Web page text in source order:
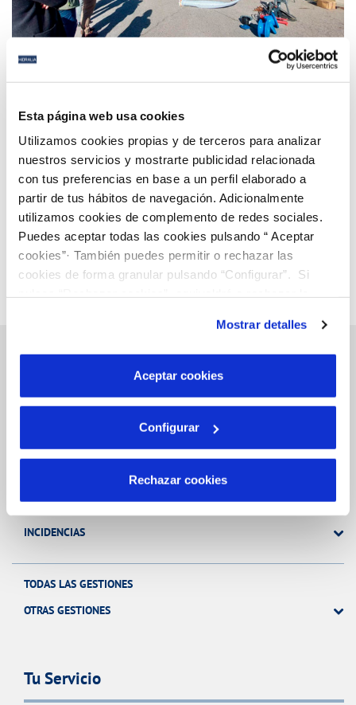
Esta página web usa cookies
Utilizamos cookies propias y de terceros para analizar
nuestros servicios y mostrarte publicidad relacionada
con tus preferencias en base a un perfil elaborado a
partir de tus hábitos de navegación. Adicionalmente
utilizamos cookies de complemento de redes sociales.
Puedes aceptar todas las cookies pulsando “ Aceptar
cookies”· También puedes permitir o rechazar las
cookies de forma granular pulsando “Configurar”. Si
son indispensables para que el sitio web funcione y que
por tanto no se pueden desactivar. Puedes consultar
más información en nuestraPolítica de Cookies
Mostrar detalles
Aceptar cookies
Configurar
Rechazar cookies
Hidralia impulsa la innovación en la gestión del
sin zanja en Sevilla y Granada
Página 6 de 112
Anterior Siguiente
Gestiones Online
FACTURAS, PAGOS Y CONSUMOS
MODIFICACIÓN DE DATOS
INCIDENCIAS
TODAS LAS GESTIONES
OTRAS GESTIONES
Tu Servicio